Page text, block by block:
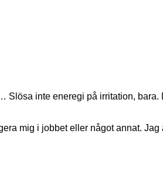
inte eneregi på irritation, bara.
mig i jobbet eller något annat.